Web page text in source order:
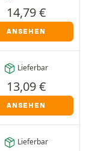
14,79€
ANSEHEN
Lieferbar
13,09€
ANSEHEN
Lieferbar